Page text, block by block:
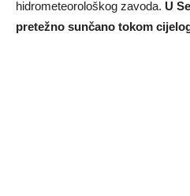
hidrometeorološkog zavoda. U
pretežno sunčano tokom